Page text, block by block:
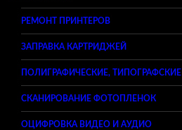
РЕМОНТ ПРИНТЕРОВ
ЗАПРАВКА КАРТРИДЖЕЙ
ПОЛИГРАФИЧЕСКИЕ, ТИПОГРАФСКИЕ
СКАНИРОВАНИЕ ФОТОПЛЕНОК
ОЦИФРОВКА ВИДЕО И АУДИО